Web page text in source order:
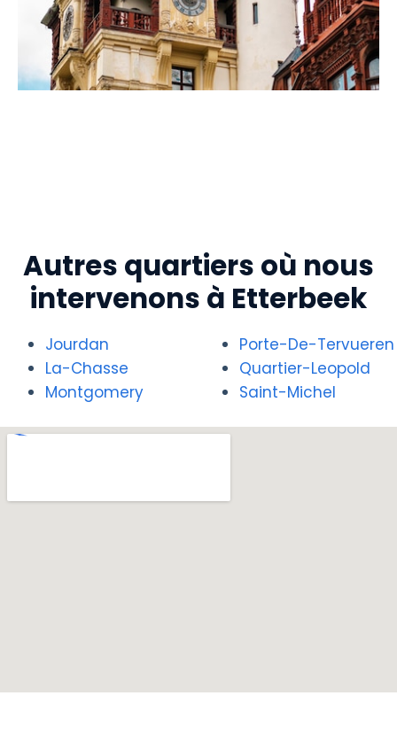
Autres quartiers où nous
intervenons à Etterbeek
Jourdan
La-Chasse
Montgomery
Porte-De-Tervueren
Quartier-Leopold
Saint-Michel